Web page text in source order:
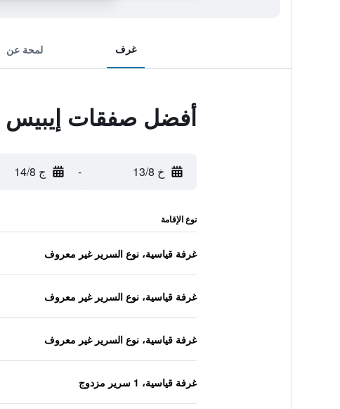
غرف لمحة عن
أفضل صفقات إيبيس
خ 13/8 - ج 14/8
نوع الإقامة
غرفة قياسية، نوع السرير غير معروف
غرفة قياسية، نوع السرير غير معروف
غرفة قياسية، نوع السرير غير معروف
غرفة قياسية، 1 سرير مزدوج